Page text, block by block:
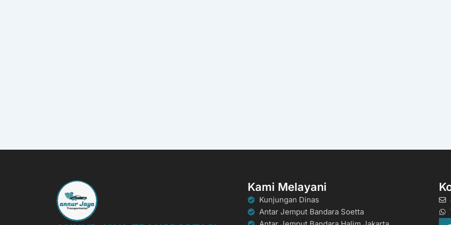
Kami Melayani
Kunjungan Dinas
Antar Jemput Bandara Soetta